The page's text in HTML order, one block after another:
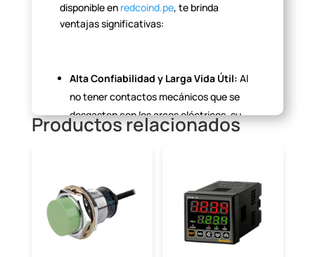
disponible en redcoind.pe, te brinda
ventajassignificativas:
AltaConfiabilidad y Larga Vida Útil: Al
no tener contactosmecánicos que se
desgasten con los arcos eléctricos, su
vida útil es vastlysuperior a la de los
ConmutaciónSilenciosa y Libre de
Ruido:Ideal para entornos sensibles
donde el ruido de conmutación sería una
Productos relacionados